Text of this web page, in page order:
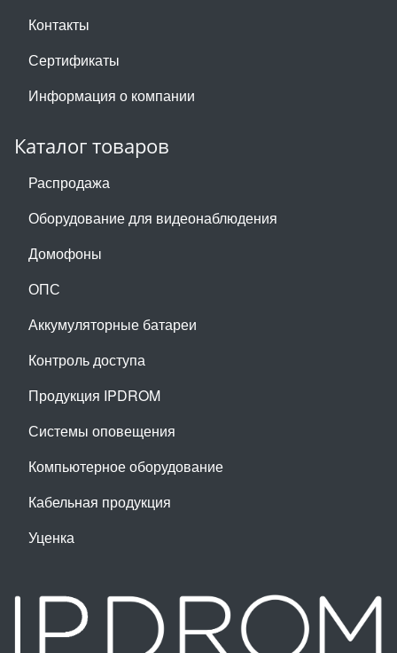
Контакты
Сертификаты
Информация о компании
Каталог товаров
Распродажа
Оборудование для видеонаблюдения
Домофоны
ОПС
Аккумуляторные батареи
Контроль доступа
Продукция IPDROM
Системы оповещения
Компьютерное оборудование
Кабельная продукция
Уценка